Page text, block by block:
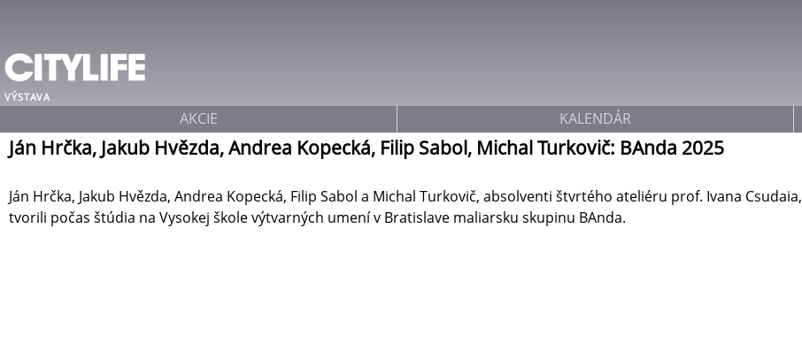
VÝSTAVA
Ján Hrčka, Jakub Hvězda, Andrea Kopecká, Filip Sabol, Michal Turkovič: BAnda 2025
Ján Hrčka, Jakub Hvězda, Andrea Kopecká, Filip Sabol a Michal Turkovič, absolventi štvrtého ateliéru prof. Ivana Csudaia,
tvorili počas štúdia na Vysokej škole výtvarných umení v Bratislave maliarsku skupinu BAnda.
AKCIE KALENDÁR